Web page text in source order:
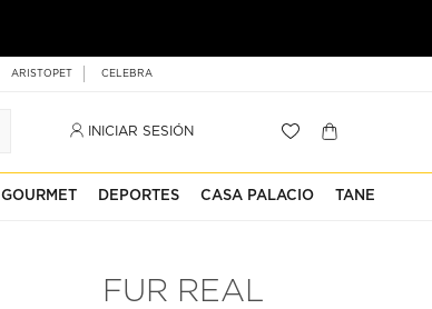
ARISTOPET CELEBRA
INICIAR SESIÓN
GOURMET DEPORTES CASA PALACIO TANE
FUR REAL